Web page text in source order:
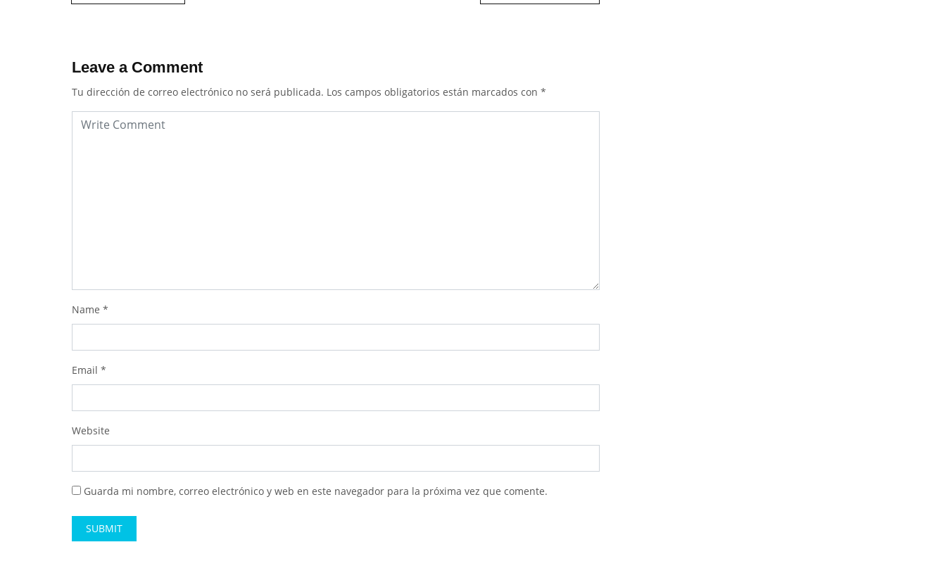
Leave a Comment
Tu dirección de correo electrónico no será publicada. Los campos obligatorios están marcados con *
Name *
Email *
Website
Guarda mi nombre, correo electrónico y web en este navegador para la próxima vez que comente.